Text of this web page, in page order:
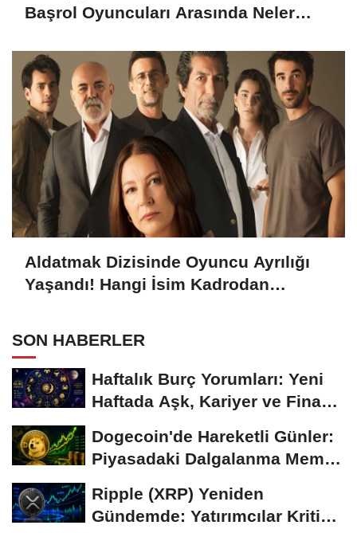
Başrol Oyuncuları Arasında Neler
Aldatmak Dizisinde Oyuncu Ayrılığı
Yaşandı! Hangi İsim Kadrodan
SON HABERLER
Haftalık Burç Yorumları: Yeni
Haftada Aşk, Kariyer ve Finans
Dogecoin'de Hareketli Günler:
Piyasadaki Dalgalanma Meme
Ripple (XRP) Yeniden
Gündemde: Yatırımcılar Kritik